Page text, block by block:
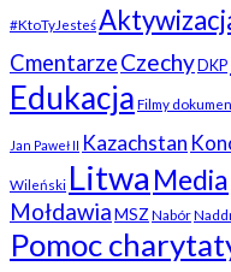
#KtoTyJesteś
CmentarzeCzechyDKP
Edukacja Filmy
Jan Paweł II Kazachstan
Wileński Litwa Media
MołdawiaMSZ Nabór
Pomoc